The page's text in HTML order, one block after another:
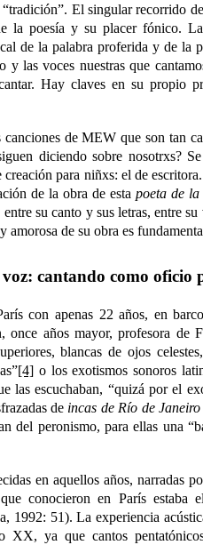
“tradición”. El singular recorrido
la poesía y su placer fónico.
de la palabra proferida y de la
y las voces nuestras que
Hay claves en su propio
de MEW que son tan
diciendo sobre nosotrxs?
para niñxs: el de
de la obra de esta poeta de la
su canto y sus letras, entre
amorosa de su obra es
cantando como oficio
con apenas 22 años, en
once años mayor, profesora de
blancas de ojos
[4] o los exotismos sonoros
las escuchaban, “quizá por el
de incas de Río de Janeiro
del peronismo, para ellas una
en aquellos años, narradas
conocieron en París
1992: 51). La experiencia
XX, ya que cantos